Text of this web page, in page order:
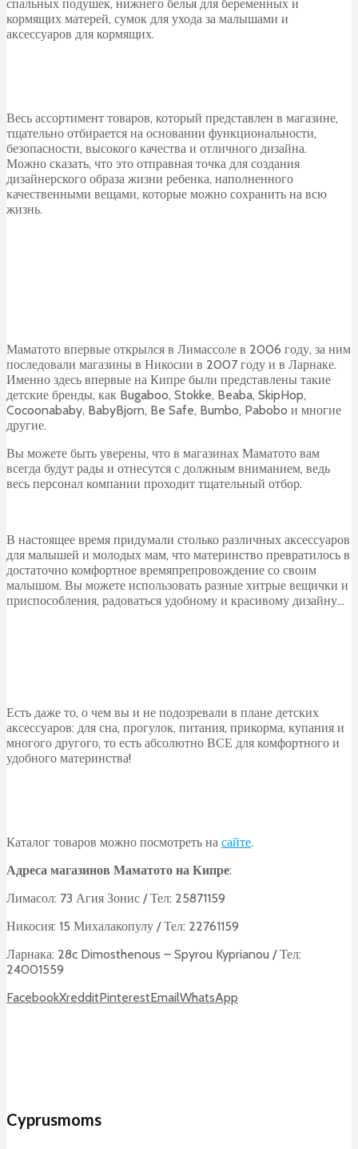
спальных подушек, нижнего белья для беременных и
кормящих матерей, сумок для ухода за малышами и
аксессуаров для кормящих.
Весь ассортимент товаров, который представлен в магазине,
тщательно отбирается на основании функциональности,
безопасности, высокого качества и отличного дизайна.
Можно сказать, что это отправная точка для создания
дизайнерского образа жизни ребенка, наполненного
качественными вещами, которые можно сохранить на всю
жизнь.
Маматото впервые открылся в Лимассоле в 2006 году, за ним
последовали магазины в Никосии в 2007 году и в Ларнаке.
Именно здесь впервые на Кипре были представлены такие
детские бренды, как Bugaboo, Stokke, Beaba, SkipHop,
Cocoonababy, BabyBjorn, Be Safe, Bumbo, Pabobo и многие
другие.
Вы можете быть уверены, что в магазинах Маматото вам
всегда будут рады и отнесутся с должным вниманием, ведь
весь персонал компании проходит тщательный отбор.
В настоящее время придумали столько различных аксессуаров
для малышей и молодых мам, что материнство превратилось в
достаточно комфортное времяпрепровождение со своим
малышом. Вы можете использовать разные хитрые вещички и
приспособления, радоваться удобному и красивому дизайну…
Есть даже то, о чем вы и не подозревали в плане детских
аксессуаров: для сна, прогулок, питания, прикорма, купания и
многого другого, то есть абсолютно ВСЕ для комфортного и
удобного материнства!
Каталог товаров можно посмотреть на сайте.
Адреса магазинов Маматото на Кипре:
Лимасол: 73 Агия Зонис / Тел: 25871159
Никосия: 15 Михалакопулу / Тел: 22761159
Ларнака: 28c Dimosthenous – Spyrou Kyprianou / Тел:
24001559
FacebookXredditPinterestEmailWhatsApp
Cyprusmoms